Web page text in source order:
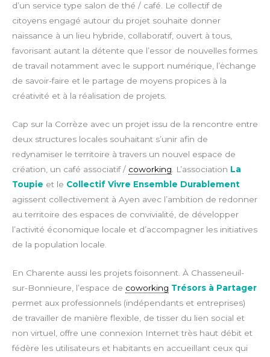
d’un service type salon de thé / café. Le collectif de
citoyens engagé autour du projet souhaite donner
naissance à un lieu hybride, collaboratif, ouvert à tous,
favorisant autant la détente que l’essor de nouvelles formes
de travail notamment avec le support numérique, l’ėchange
de savoir-faire et le partage de moyens propices à la
créativité et à la réalisation de projets.
Cap sur la Corrèze avec un projet issu de la rencontre entre
deux structures locales souhaitant s’unir afin de
redynamiser le territoire à travers un nouvel espace de
création, un café associatif / coworking . L’association La
Toupie et le Collectif Vivre Ensemble Durablement
agissent collectivement à Ayen avec l’ambition de redonner
au territoire des espaces de convivialité, de développer
l’activité économique locale et d’accompagner les initiatives
de la population locale.
En Charente aussi les projets foisonnent. À Chasseneuil-
sur-Bonnieure, l’espace de coworking Trésors à Partager
permet aux professionnels (indépendants et entreprises)
de travailler de manière flexible, de tisser du lien social et
non virtuel, offre une connexion Internet très haut débit et
fédère les utilisateurs et habitants en accueillant ceux qui